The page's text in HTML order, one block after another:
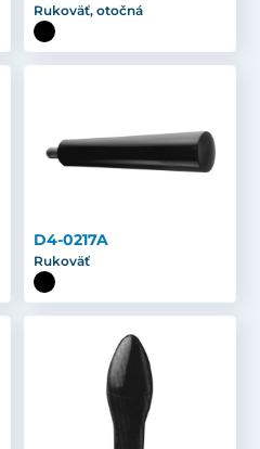
Rukoväť, otočná
D4-0217A
Rukoväť